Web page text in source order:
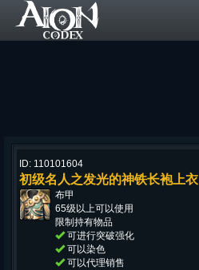
ID: 110101604
初级名人之发光的神铁长袍上衣
布甲
65级以上可以使用
限制持有物品
可进行突破强化
可以染色
可以代理销售